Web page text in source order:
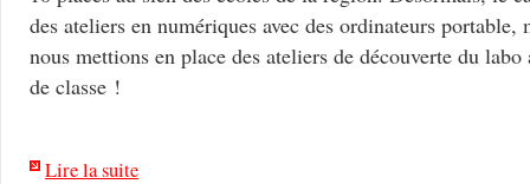
des ateliers en numériques avec des ordinateurs
nous mettions en place des ateliers de découverte du labo
de classe !
Lire la suite